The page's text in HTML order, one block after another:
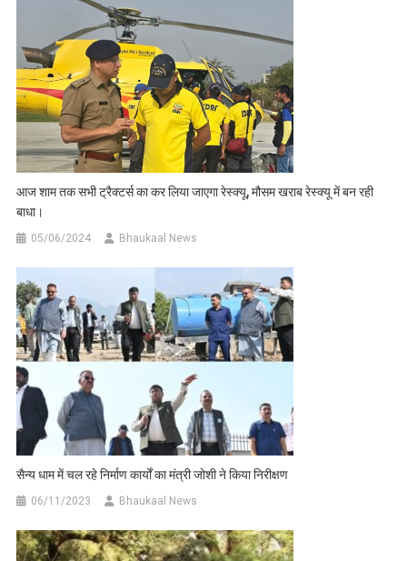
आज शाम तक सभी ट्रैक्टर्स का कर लिया जाएगा रेस्क्यू, मौसम खराब रेस्क्यू में बन रही
बाधा।
05/06/2024 Bhaukaal News
सैन्य धाम में चल रहे निर्माण कार्यों का मंत्री जोशी ने किया निरीक्षण
06/11/2023 Bhaukaal News